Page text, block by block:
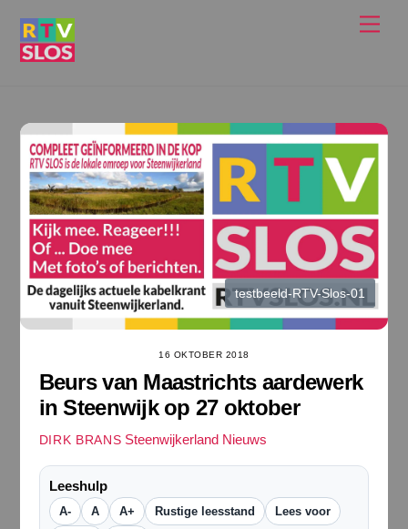
testbeeld-RTV-Slos-01
16 OKTOBER 2018
Beurs van Maastrichts aardewerk
in Steenwijk op 27 oktober
DIRK BRANS Steenwijkerland Nieuws
Leeshulp
A- A A+ Rustige leesstand Lees voor